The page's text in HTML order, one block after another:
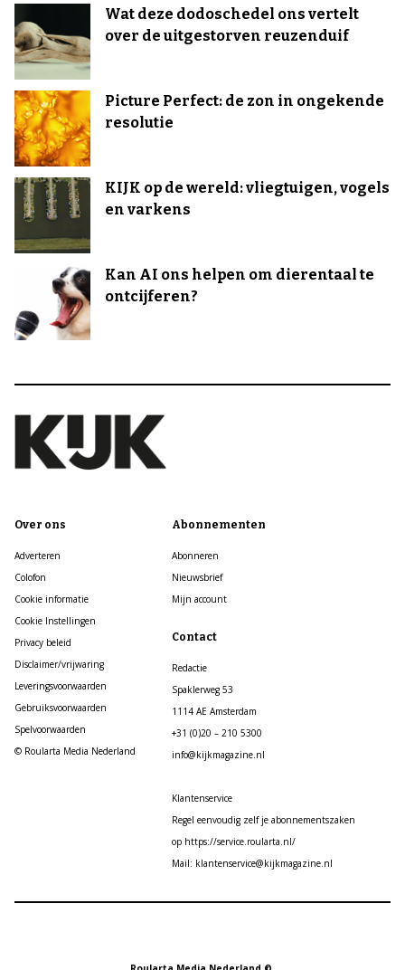
Wat deze dodoschedel ons vertelt
over de uitgestorven reuzenduif
Picture Perfect: de zon in ongekende
resolutie
KIJK op de wereld: vliegtuigen, vogels
en varkens
Kan AI ons helpen om dierentaal te
ontcijferen?
Over ons
Adverteren
Colofon
Cookie informatie
Cookie Instellingen
Privacy beleid
Disclaimer/vrijwaring
Leveringsvoorwaarden
Gebruiksvoorwaarden
Spelvoorwaarden
© Roularta Media Nederland
Abonnementen
Abonneren
Nieuwsbrief
Mijn account
Contact
Redactie
Spaklerweg 53
1114 AE Amsterdam
+31 (0)20 – 210 5300
info@kijkmagazine.nl
Klantenservice
Regel eenvoudig zelf je abonnementszaken
op https://service.roularta.nl/
Mail: klantenservice@kijkmagazine.nl